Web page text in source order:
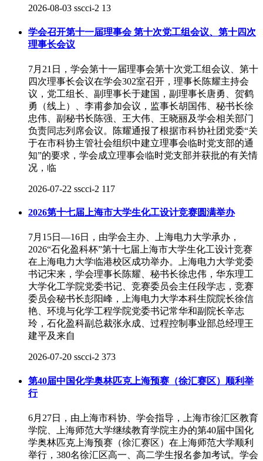
2026-08-03 sscci-2 13
学会召开第十一届理事会 第十次党工组会议、第十四次
理事长会议
7月21日，学会第十一届理事会第十次党工组会议、第十
四次理事长会议在学会302室召开，理事长陈耀主持会
议，党工组长、副理事长于建国，副理事长唐勇、贺鹤
勇（线上）、李甫参加会议，监事长胡国伟、秘书长徐
忠伟、副秘书长陈强、王大伟、王晓丽及学会相关部门
负责同志列席会议。陈耀通报了根据市科协社团党委“关
于在市科协主管社会组织中建立理事会临时党支部的通
知”的要求，学会成立理事会临时党支部并获批的有关情
况，临
2026-07-22 sscci-2 117
2026第十七届上海市大学生化工设计竞赛圆满举办
7月15日—16日，由学会主办、上海电力大学承办，
2026“石化盈科杯”第十七届上海市大学生化工设计竞赛
在上海电力大学临港校区成功举办。上海电力大学党委
书记宋来，学会理事长陈耀、秘书长徐忠伟，华东理工
大学化工学院党委书记、竞赛委员会主任段学志，竞赛
委员会秘书长彭阳峰，上海电力大学本科生院院长徐信
艳、环境与化学工程学院党委书记常华和副院长辛志
玲，石化盈科副总裁张永成、过程控制事业部总经理王
建平及来自
2026-07-20 sscci-2 373
第40届中国化学奥林匹克上海预赛（徐汇赛区）顺利举
行
6月27日，由上海市科协、学会指导，上海市徐汇区教育
学院、上海师范大学继续教育学院主办的第40届中国化
学奥林匹克上海预赛（徐汇赛区）在上海师范大学顺利
举行，380名徐汇区高一、高二学生报名参加考试。学会